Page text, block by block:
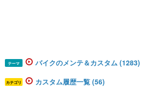
テーマ バイクのメンテ＆カスタム (1283)
カテゴリ カスタム履歴一覧 (56)